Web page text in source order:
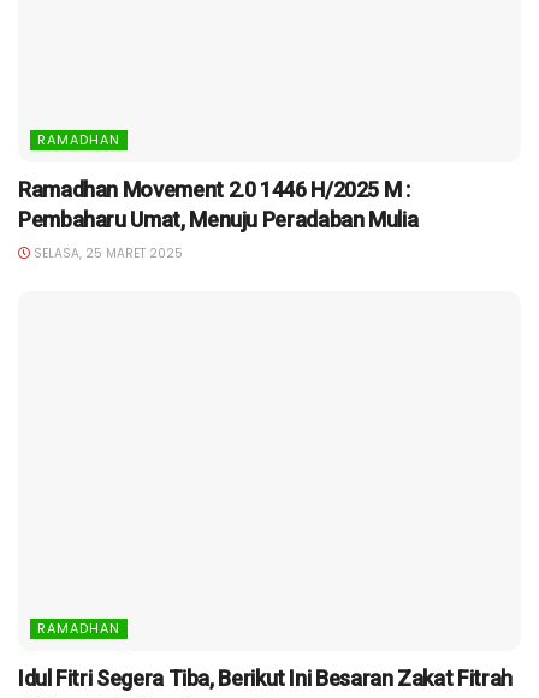
RAMADHAN
Ramadhan Movement 2.0 1446 H/2025 M :
Pembaharu Umat, Menuju Peradaban Mulia
SELASA, 25 MARET 2025
RAMADHAN
Idul Fitri Segera Tiba, Berikut Ini Besaran Zakat Fitrah